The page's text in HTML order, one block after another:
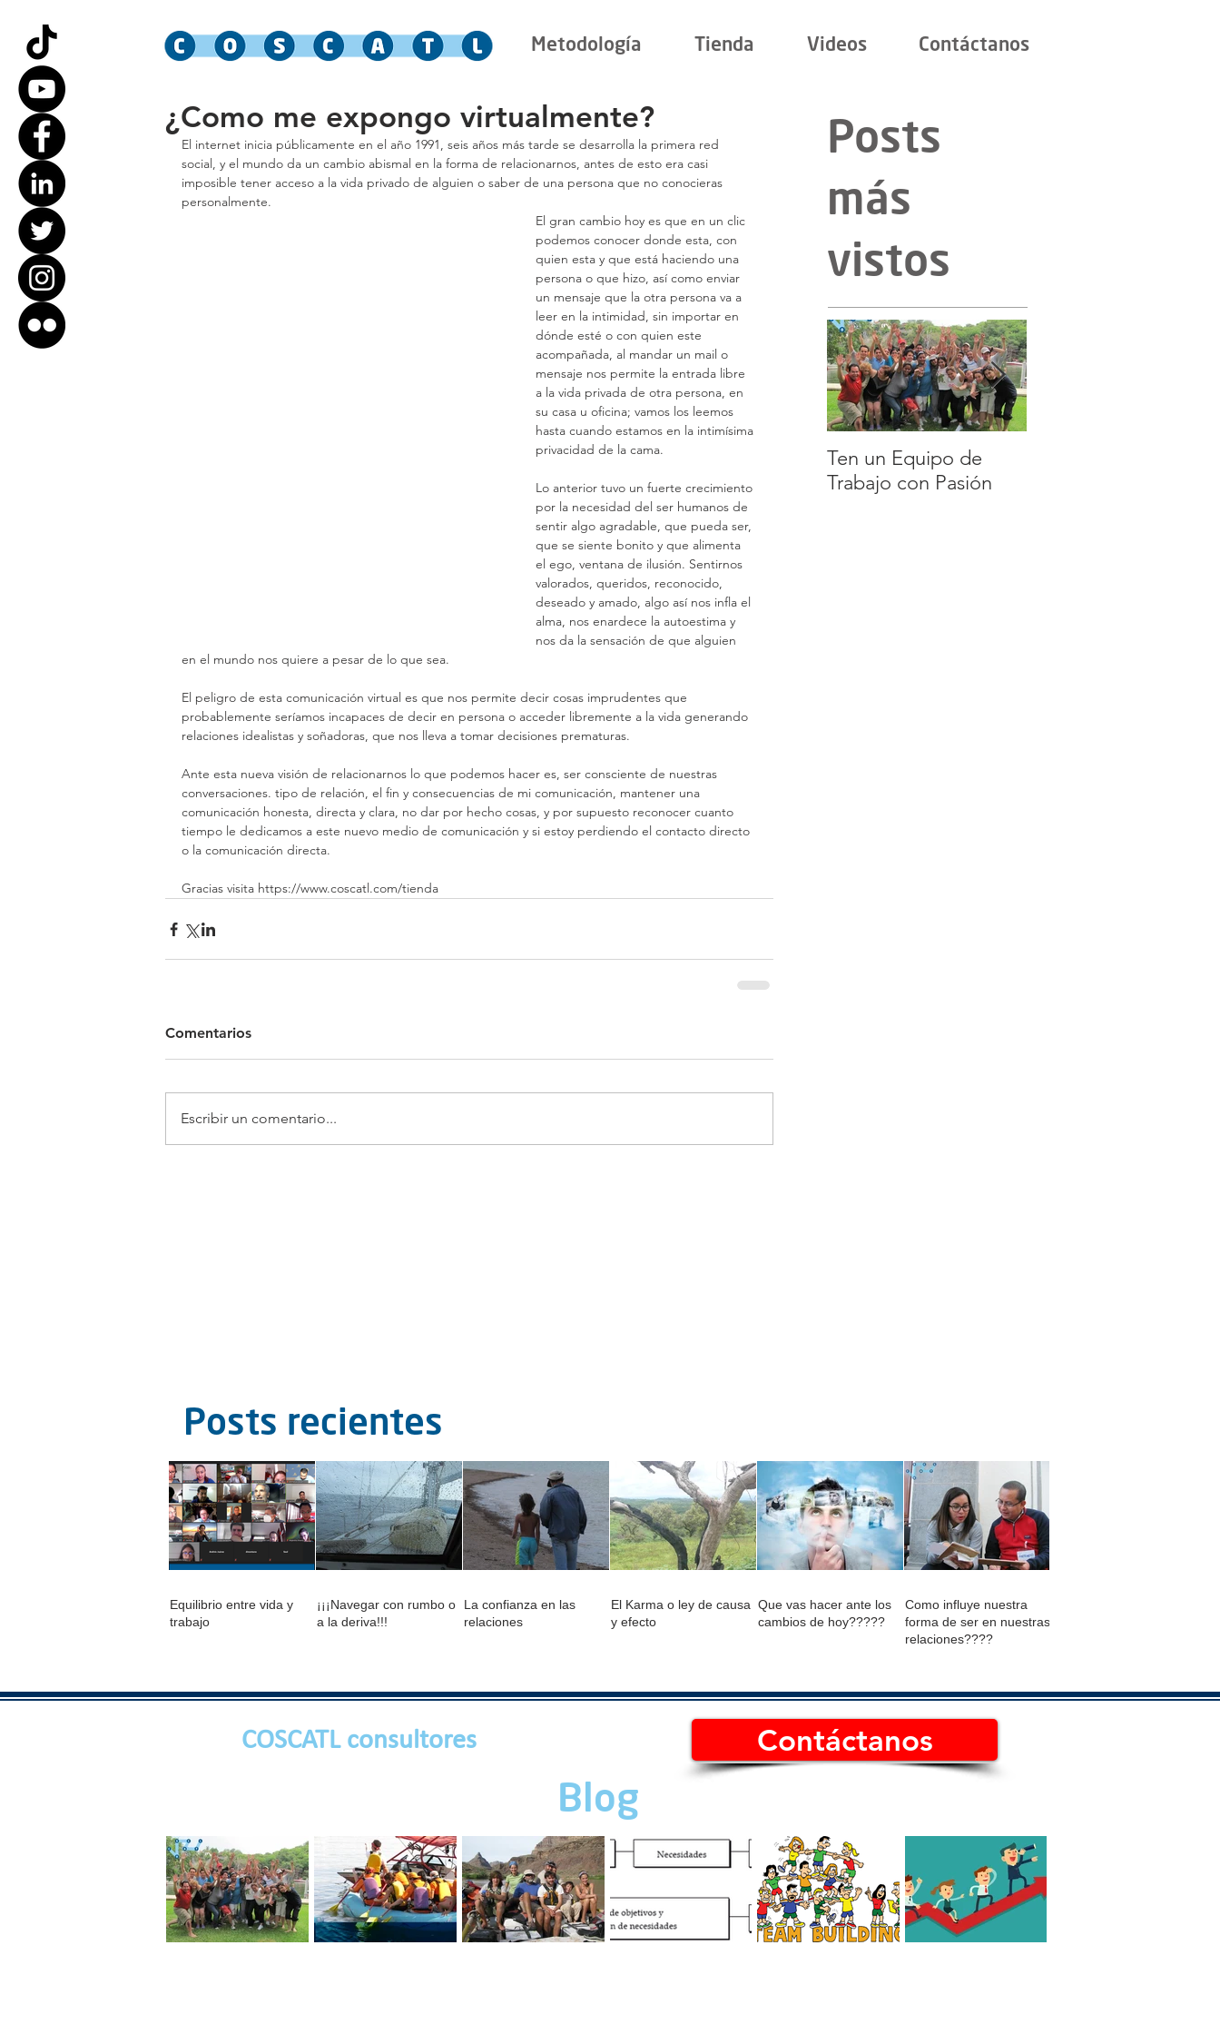
Metodología Tienda Videos Contáctanos
¿Como me expongo virtualmente?
El internet inicia públicamente en el año 1991, seis años más tarde se desarrolla la primera red
social, y el mundo da un cambio abismal en la forma de relacionarnos, antes de esto era casi
imposible tener acceso a la vida privado de alguien o saber de una persona que no conocieras
personalmente.
El gran cambio hoy es que en un clic
podemos conocer donde esta, con
quien esta y que está haciendo una
persona o que hizo, así como enviar
un mensaje que la otra persona va a
leer en la intimidad, sin importar en
dónde esté o con quien este
acompañada, al mandar un mail o
mensaje nos permite la entrada libre
a la vida privada de otra persona, en
su casa u oficina; vamos los leemos
hasta cuando estamos en la intimísima
privacidad de la cama.
Lo anterior tuvo un fuerte crecimiento
por la necesidad del ser humanos de
sentir algo agradable, que pueda ser,
que se siente bonito y que alimenta
el ego, ventana de ilusión. Sentirnos
valorados, queridos, reconocido,
deseado y amado, algo así nos infla el
alma, nos enardece la autoestima y
nos da la sensación de que alguien
en el mundo nos quiere a pesar de lo que sea.
El peligro de esta comunicación virtual es que nos permite decir cosas imprudentes que
probablemente seríamos incapaces de decir en persona o acceder libremente a la vida generando
relaciones idealistas y soñadoras, que nos lleva a tomar decisiones prematuras.
Ante esta nueva visión de relacionarnos lo que podemos hacer es, ser consciente de nuestras
conversaciones. tipo de relación, el fin y consecuencias de mi comunicación, mantener una
comunicación honesta, directa y clara, no dar por hecho cosas, y por supuesto reconocer cuanto
tiempo le dedicamos a este nuevo medio de comunicación y si estoy perdiendo el contacto directo
o la comunicación directa.
Gracias visita https://www.coscatl.com/tienda
Comentarios
Escribir un comentario...
Posts
más
vistos
Ten un Equipo de
Trabajo con Pasión
Posts recientes
Equilibrio entre vida y
trabajo
¡¡¡Navegar con rumbo o
a la deriva!!!
La confianza en las
relaciones
El Karma o ley de causa
y efecto
Que vas hacer ante los
cambios de hoy?????
Como influye nuestra
forma de ser en nuestras
relaciones????
COSCATL consultores Contáctanos
Blog